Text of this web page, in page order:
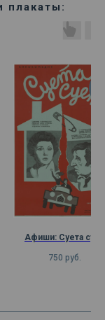
плакаты:
Афиши: Суета сует
750 руб.